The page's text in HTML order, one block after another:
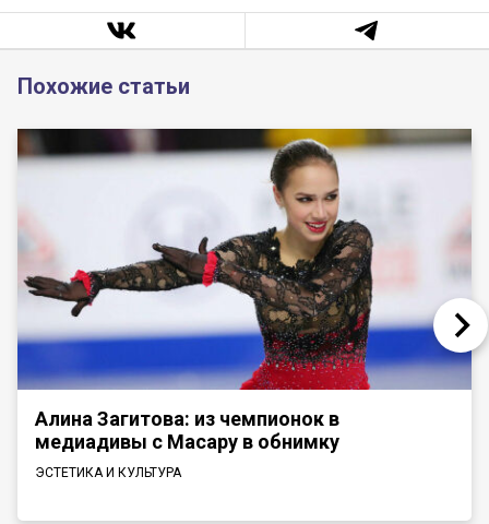
Похожие статьи
Алина Загитова: из чемпионок в
медиадивы с Масару в обнимку
ЭСТЕТИКА И КУЛЬТУРА